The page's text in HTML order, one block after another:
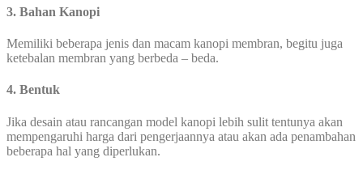
3. Bahan Kanopi
Memiliki beberapa jenis dan macam kanopi membran, begitu juga
ketebalan membran yang berbeda – beda.
4. Bentuk
Jika desain atau rancangan model kanopi lebih sulit tentunya akan
mempengaruhi harga dari pengerjaannya atau akan ada penambahan
beberapa hal yang diperlukan.